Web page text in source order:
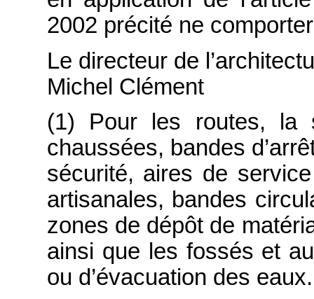
2002 précité ne
Le directeur de
Michel Clément
(1) Pour les routes, la
chaussées, bandes
sécurité, aires de
artisanales, bandes
zones de dépôt de
ainsi que les fossés et
ou d’évacuation des eaux.